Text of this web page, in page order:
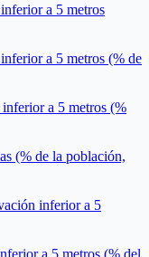
a 5 metros
a 5 metros (% de
a 5 metros (%
(% de la población,
inferior a 5
a 5 metros (% del